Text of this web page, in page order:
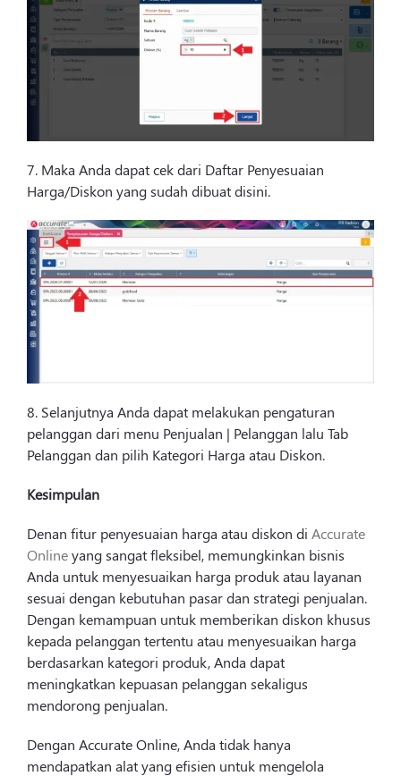
7. Maka Anda dapat cek dari Daftar Penyesuaian
Harga/Diskon yang sudah dibuat disini.
8. Selanjutnya Anda dapat melakukan pengaturan
pelanggan dari menu Penjualan | Pelanggan lalu Tab
Pelanggan dan pilih Kategori Harga atau Diskon.
Kesimpulan
Denan fitur penyesuaian harga atau diskon di Accurate
Onlineyang sangat fleksibel, memungkinkan bisnis
Anda untuk menyesuaikan harga produk atau layanan
sesuai dengan kebutuhan pasar dan strategi penjualan.
Dengan kemampuan untuk memberikan diskon khusus
kepada pelanggan tertentu atau menyesuaikan harga
berdasarkan kategori produk, Anda dapat
meningkatkan kepuasan pelanggan sekaligus
mendorong penjualan.
Dengan Accurate Online, Anda tidak hanya
mendapatkan alat yang efisien untuk mengelola